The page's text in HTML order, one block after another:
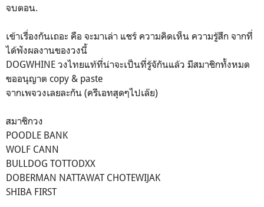
จบตอน.
เข้าเรื่องกันเถอะ คือ จะมาเล่า แชร์ ความคิดเห็น ความรู้สึก จากที่
ได้ฟังผลงานของวงนี้
DOGWHINE วงไทยแท้ที่น่าจะเป็นที่รู้จักันแล้ว มีสมาชิกทั้งหมด
ขออนุญาต copy & paste
จากเพจวงเลยละกัน (ครีเอทสุดๆไปเล๊ย)
สมาชิกวง
POODLE BANK
WOLF CANN
BULLDOG TOTTODXX
DOBERMAN NATTAWAT CHOTEWIJAK
SHIBA FIRST